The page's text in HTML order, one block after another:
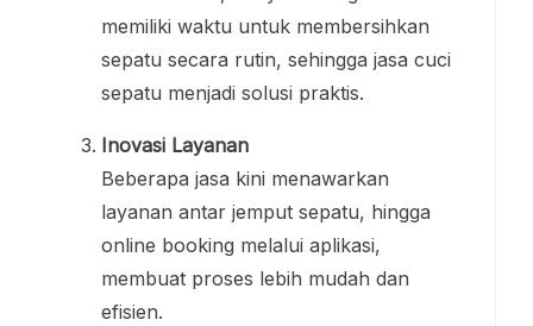
memiliki waktu untuk membersihkan
sepatu secara rutin, sehingga jasa cuci
sepatu menjadi solusi praktis.
Inovasi Layanan
Beberapa jasa kini menawarkan
layanan antar jemput sepatu, hingga
online booking melalui aplikasi,
membuat proses lebih mudah dan
efisien.